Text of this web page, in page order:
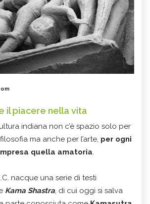
il piacere nella vita
indiana non c’è spazio solo per
ma anche per l’arte, per ogni
quella amatoria.
nacque una serie di testi
Kama Shastra, di cui oggi si salva